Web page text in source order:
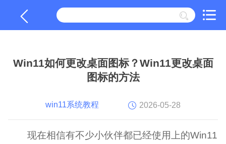
Win11如何更改桌面图标？Win11更改桌面
图标的方法
win11系统教程 2026-05-28
现在相信有不少小伙伴都已经使用上的Win11